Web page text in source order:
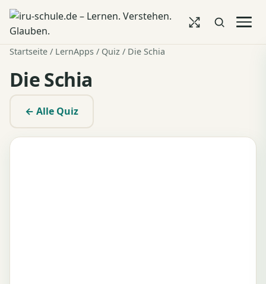
Startseite / LernApps / Quiz / Die Schia
Die Schia
← Alle Quiz